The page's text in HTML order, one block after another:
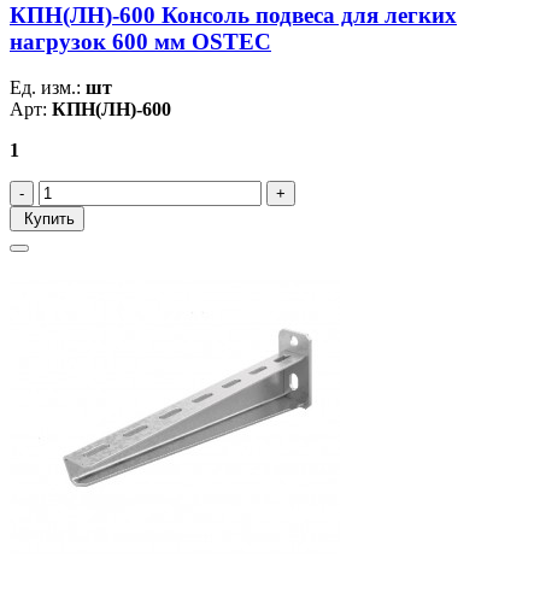
КПН(ЛН)-600 Консоль подвеса для легких
нагрузок 600 мм OSTEC
Ед. изм.: шт
Арт: КПН(ЛН)-600
1
Купить